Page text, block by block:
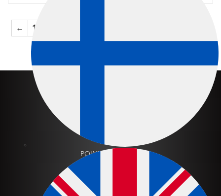
← 1
POINTS DE VENTE
CONTACTS ET COORDONNÉES